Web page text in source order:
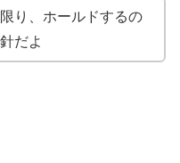
り、ホールドするの
だよ